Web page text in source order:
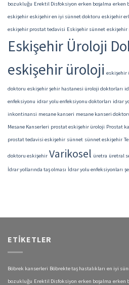
bozukluğu Erektil Disfoksiyon erken boşalma erken
eskişehir eskişehir en iyi sünnet doktoru eskişehir
eskişehir prostat tedavisi Eskişehir sünnet eskişehir
Eskişehir Üroloji
eskişehir üroloji eskişehir
doktoru eskişehir şehir hastanesi üroloji doktorları
enfeksiyonu idrar yolu enfeksiyonu doktorları idrar
inkontinansi mesane kanseri mesane kanseri
Mesane Kanserleri prostat eskişehir üroloji Prostat
prostat tedavisi eskişehir sünnet sünnet eskişehir
doktoru eskişehir Varikosel üretra üretral
İdrar yollarında taş olması İdrar yolu enfeksiyonları
ETIKETLER
Böbrek kanserleri Böbrekte taş hastalıkları en iyi
bozukluğu Erektil Disfoksiyon erken boşalma erken